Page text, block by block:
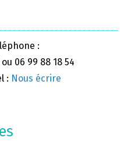
:
06 99 88 18 54
: Nous écrire